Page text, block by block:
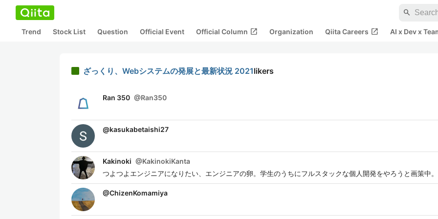
search
Trend Stock List Question Official Event Official Column open_in_new Organization Qiita Careers open_in_new AI x Dev x
ざっくり、Webシステムの発展と最新状況 2021likers
Ran 350 @Ran350
@kasukabetaishi27
Kakinoki @KakinokiKanta
つよつよエンジニアになりたい、エンジニアの卵。学生のうちにフルスタックな個人開発をやろうと画策中。
@ChizenKomamiya